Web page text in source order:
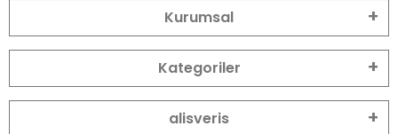
Kurumsal
Kategoriler
alisveris